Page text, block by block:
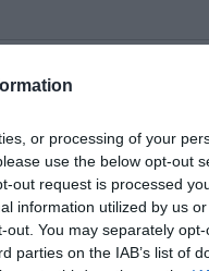
or processing of your
use the below opt-out
out request is processed
information utilized by us
You may separately
parties on the IAB’s list of
οι χώρες
αφίξεις
Τον